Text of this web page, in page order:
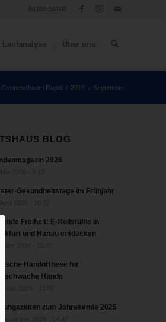
Laufanalyse Über uns
Cremeschaum Rapid / 2019 / September
BLOG
2026
Gesundheitstage im Frühjahr
Freiheit: E-Rollstühle in
und Hanau entdecken
Handorthese für
Hände
zum Jahresende 2025